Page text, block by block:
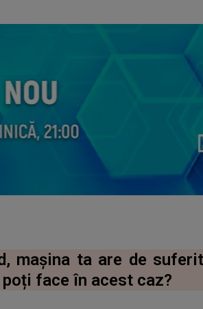
mașina ta are de
face în acest caz?